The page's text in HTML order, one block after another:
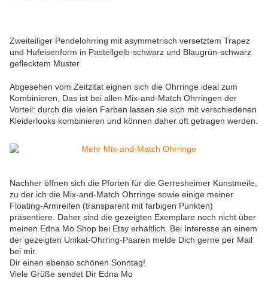
Zweiteiliger Pendelohrring mit asymmetrisch versetztem Trapez
und Hufeisenform in Pastellgelb-schwarz und Blaugrün-schwarz
geflecktem Muster.
Abgesehen vom Zeitzitat eignen sich die Ohrringe ideal zum
Kombinieren, Das ist bei allen Mix-and-Match Ohrringen der
Vorteil: durch die vielen Farben lassen sie sich mit verschiedenen
Kleiderlooks kombinieren und können daher oft getragen werden.
Nachher öffnen sich die Pforten für die Gerresheimer Kunstmeile,
zu der ich die Mix-and-Match Ohrringe sowie einige meiner
Floating-Armreifen (transparent mit farbigen Punkten)
präsentiere. Daher sind die gezeigten Exemplare noch nicht über
meinen Edna Mo Shop bei Etsy erhältlich. Bei Interesse an einem
der gezeigten Unikat-Ohrring-Paaren melde Dich gerne per Mail
bei mir.
Dir einen ebenso schönen Sonntag!
Viele Grüße sendet Dir Edna Mo